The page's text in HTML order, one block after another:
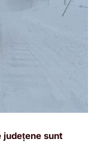
județene sunt